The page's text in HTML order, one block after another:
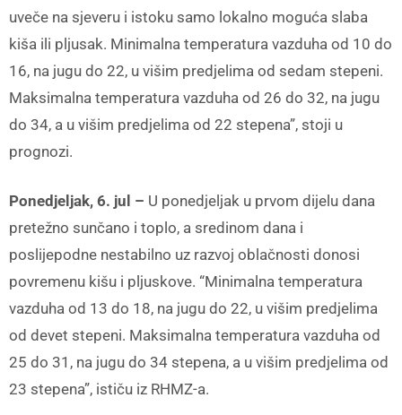
uveče na sjeveru i istoku samo lokalno moguća slaba
kiša ili pljusak. Minimalna temperatura vazduha od 10 do
16, na jugu do 22, u višim predjelima od sedam stepeni.
Maksimalna temperatura vazduha od 26 do 32, na jugu
do 34, a u višim predjelima od 22 stepena”, stoji u
prognozi.
Ponedjeljak, 6. jul – U ponedjeljak u prvom dijelu dana
pretežno sunčano i toplo, a sredinom dana i
poslijepodne nestabilno uz razvoj oblačnosti donosi
povremenu kišu i pljuskove. “Minimalna temperatura
vazduha od 13 do 18, na jugu do 22, u višim predjelima
od devet stepeni. Maksimalna temperatura vazduha od
25 do 31, na jugu do 34 stepena, a u višim predjelima od
23 stepena”, ističu iz RHMZ-a.